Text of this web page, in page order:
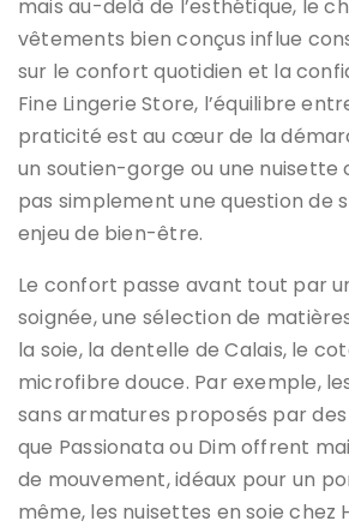
mais au-delà de l’esthétique, le
vêtements bien conçus influe
sur le confort quotidien et la
Fine Lingerie Store, l’équilibre
praticité est au cœur de la
un soutien-gorge ou une nuisette
pas simplement une question de
enjeu de bien-être.
Le confort passe avant tout par
soignée, une sélection de
la soie, la dentelle de Calais, le
microfibre douce. Par exemple,
sans armatures proposés par
que Passionata ou Dim offrent
de mouvement, idéaux pour un
même, les nuisettes en soie chez